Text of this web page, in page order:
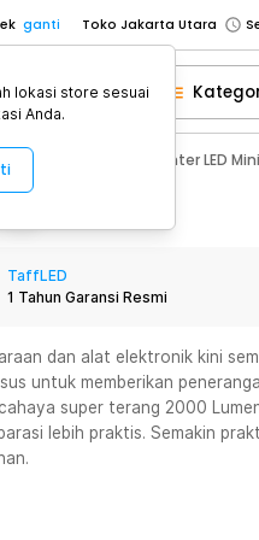
ganti Toko Jakarta Utara
Toko Tangerang
Toko Cikupa
Pick n Go Jakarta Barat
Pick n Go Bekasi
Toko Tangerang
Toko Cikupa
Pick n Go Jakarta Barat
Senter LED Mini
TaffLED
1 Tahun Garansi Resmi
dan alat elektronik kini
untuk memberikan
super terang 2000
lebih praktis. Semakin
lokasi store sesuai
Anda.